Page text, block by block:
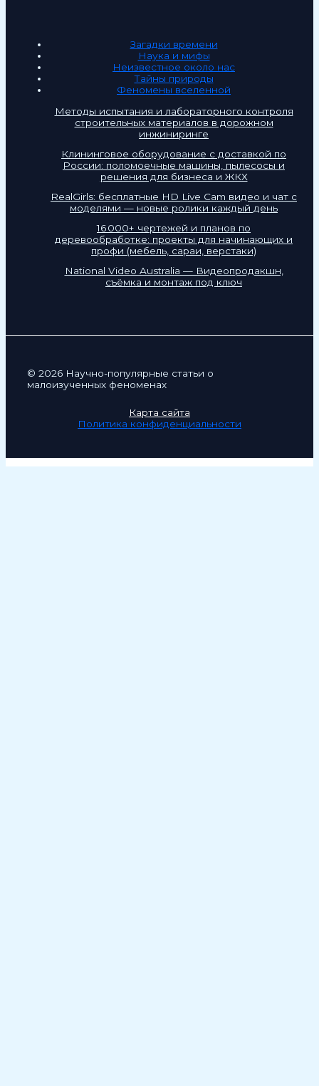
Загадки времени
Наука и мифы
Неизвестное около нас
Тайны природы
Феномены вселенной
Методы испытания и лабораторного контроля
строительных материалов в дорожном
инжиниринге
Клининговое оборудование с доставкой по
России: поломоечные машины, пылесосы и
решения для бизнеса и ЖКХ
RealGirls: бесплатные HD Live Cam видео и чат с
моделями — новые ролики каждый день
16 000+ чертежей и планов по
деревообработке: проекты для начинающих и
профи (мебель, сараи, верстаки)
National Video Australia — Видеопродакшн,
съёмка и монтаж под ключ
© 2026 Научно-популярные статьи о
малоизученных феноменах
Карта сайта
Политика конфиденциальности